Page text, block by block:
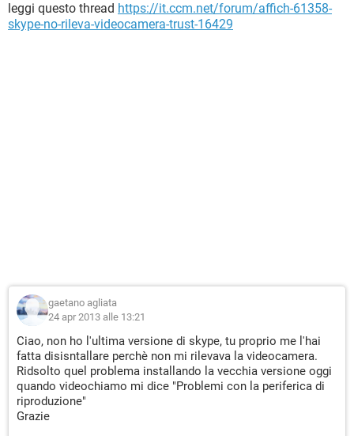
leggi questo thread https://it.ccm.net/forum/affich-61358-
skype-no-rileva-videocamera-trust-16429
gaetano agliata
24 apr 2013 alle 13:21
Ciao, non ho l'ultima versione di skype, tu proprio me l'hai
fatta disisntallare perchè non mi rilevava la videocamera.
Ridsolto quel problema installando la vecchia versione oggi
quando videochiamo mi dice "Problemi con la periferica di
riproduzione"
Grazie